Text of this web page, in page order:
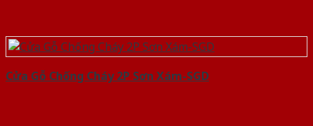
Cửa Gỗ Chống Cháy 2P Sơn Xám-SGD